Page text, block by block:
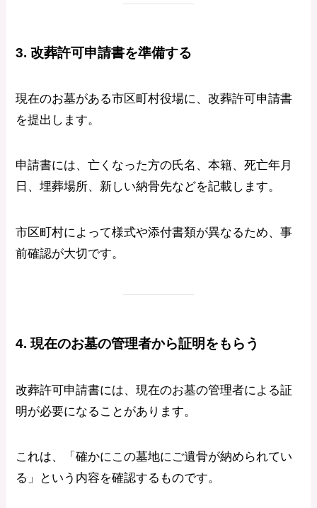
3. 改葬許可申請書を準備する
現在のお墓がある市区町村役場に、改葬許可申請書
を提出します。
申請書には、亡くなった方の氏名、本籍、死亡年月
日、埋葬場所、新しい納骨先などを記載します。
市区町村によって様式や添付書類が異なるため、事
前確認が大切です。
4. 現在のお墓の管理者から証明をもらう
改葬許可申請書には、現在のお墓の管理者による証
明が必要になることがあります。
これは、「確かにこの墓地にご遺骨が納められてい
る」という内容を確認するものです。